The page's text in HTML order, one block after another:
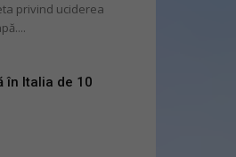
privind uciderea
în Italia de 10